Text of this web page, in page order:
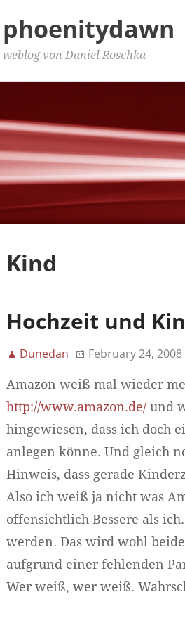
phoenitydawn
weblog von Daniel Roschka
Kind
Hochzeit und
Dunedan February 24, 2008
Amazon weiß mal wieder
http://www.amazon.de/und
hingewiesen, dass ich doch
anlegen könne. Und gleich
Hinweis, dass gerade
Also ich weiß ja nicht was
offensichtlich Bessere als
werden. Das wird wohl
aufgrund einer fehlenden
Wer weiß, wer weiß.